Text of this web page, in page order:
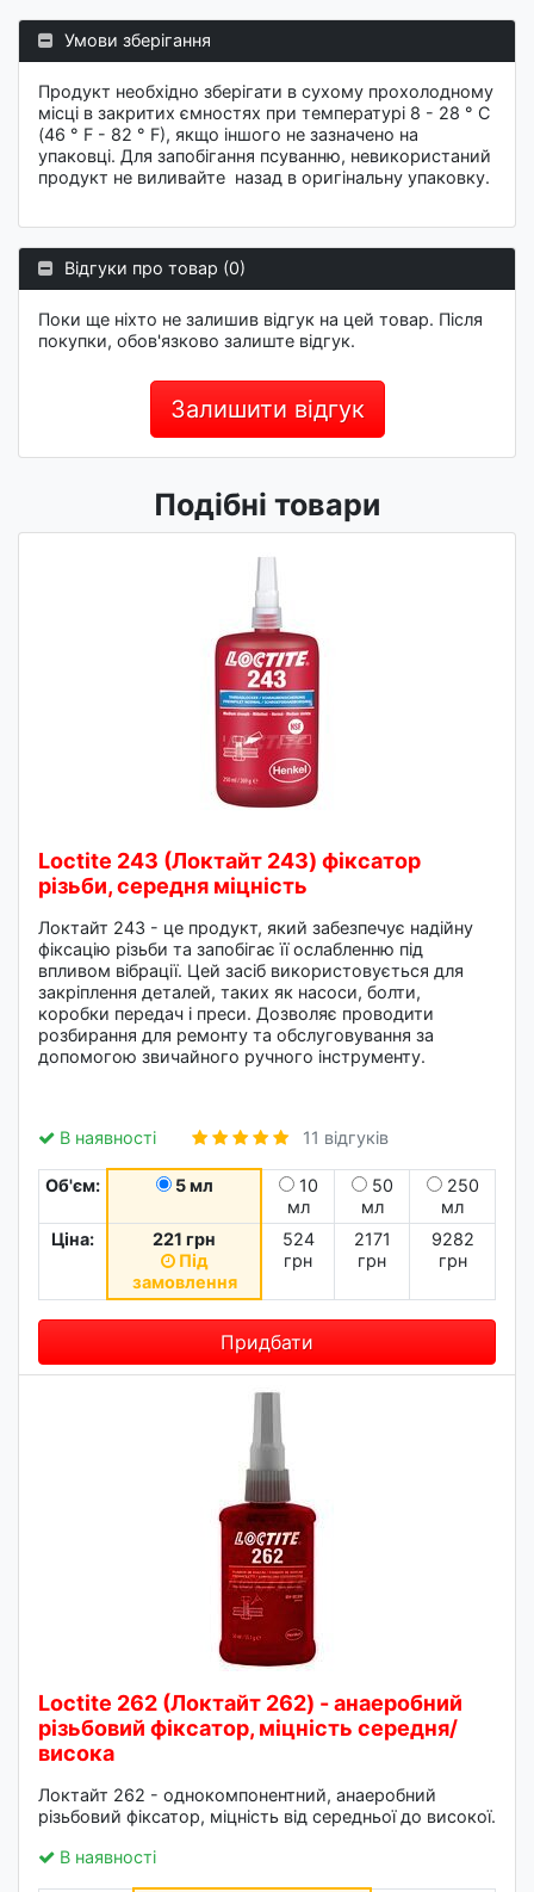
Умови зберігання
Продукт необхідно зберігати в сухому прохолодному
місці в закритих ємностях при температурі 8 - 28 ° C
(46 ° F - 82 ° F), якщо іншого не зазначено на
упаковці. Для запобігання псуванню, невикористаний
продукт не виливайте назад в оригінальну упаковку.
Відгуки про товар (0)
Поки ще ніхто не залишив відгук на цей товар. Після
покупки, обов'язково залиште відгук.
Залишити відгук
Подібні товари
Loctite 243 (Локтайт 243) фіксатор
різьби, середня міцність
Локтайт 243 - це продукт, який забезпечує надійну
фіксацію різьби та запобігає її ослабленню під
впливом вібрації. Цей засіб використовується для
закріплення деталей, таких як насоси, болти,
коробки передач і преси. Дозволяє проводити
розбирання для ремонту та обслуговування за
допомогою звичайного ручного інструменту.
В наявності 11 відгуків
Об'єм: 5 мл
10
мл
50
мл
250
мл
Ціна:
221 грн
Під
замовлення
524
грн
2171
грн
9282
грн
Придбати
Loctite 262 (Локтайт 262) - анаеробний
різьбовий фіксатор, міцність середня/
висока
Локтайт 262 - однокомпонентний, анаеробний
різьбовий фіксатор, міцність від середньої до високої.
В наявності